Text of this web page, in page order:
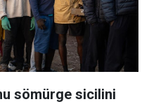
sömürge sicilini